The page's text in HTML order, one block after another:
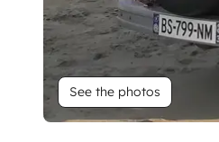
See the photos